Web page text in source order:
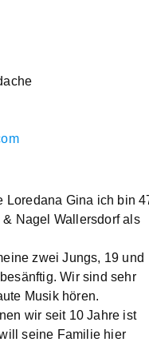
Loredana Gina ich bin
Nagel Wallersdorf als
zwei Jungs, 19 und
Wir sind sehr
Musik hören.
wir seit 10 Jahre ist
seine Familie hier